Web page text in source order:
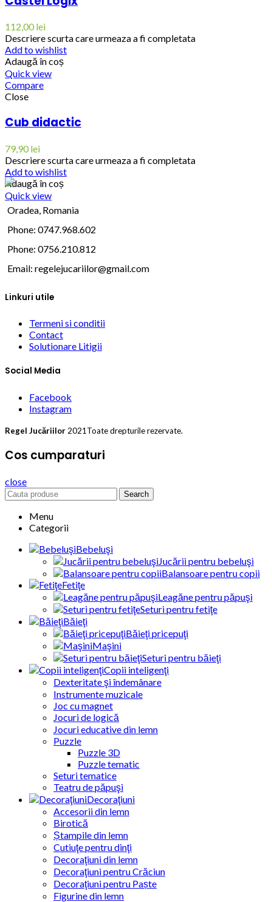
112,00lei
Descriere scurta care urmeaza a fi completata
Add to wishlist
Adaugă în coș
Quick view
Compare
Close
Cub didactic
79,90lei
Descriere scurta care urmeaza a fi completata
Add to wishlist
Adaugă în coș
Quick view
Oradea, Romania
Phone: 0747.968.602
Phone: 0756.210.812
Email: regelejucariilor@gmail.com
Linkuri utile
Termeni si conditii
Contact
Solutionare Litigii
Social Media
Facebook
Instagram
Regel Jucăriilor 2021Toate drepturile rezervate.
Cos cumparaturi
close
Search
Menu
Categorii
Bebeluşi
Jucării pentru bebeluşi
Balansoare pentru copii
Fetiţe
Leagăne pentru păpuşi
Seturi pentru fetiţe
Băieţi
Băieţi pricepuţi
Maşini
Seturi pentru băieţi
Copii inteligenţi
Dexteritate şi îndemânare
Instrumente muzicale
Joc cu magnet
Jocuri de logică
Jocuri educative din lemn
Puzzle
Puzzle 3D
Puzzle tematic
Seturi tematice
Teatru de păpuşi
Decoraţiuni
Accesorii din lemn
Birotică
Ștampile din lemn
Cutiuţe pentru dinţi
Decoraţiuni din lemn
Decoraţiuni pentru Crăciun
Decoraţiuni pentru Paște
Figurine din lemn